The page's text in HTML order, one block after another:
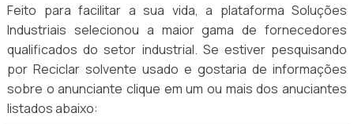
Feito para facilitar a sua vida, a plataforma Soluções
Industriais selecionou a maior gama de fornecedores
qualificados do setor industrial. Se estiver pesquisando
por Reciclar solvente usado e gostaria de informações
sobre o anunciante clique em um ou mais dos anuciantes
listados abaixo: